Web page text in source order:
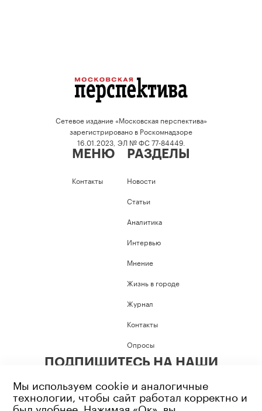
Сетевое издание «Московская перспектива»
зарегистрировано в Роскомнадзоре
16.01.2023, ЭЛ № ФС 77-84449.
МЕНЮ
Контакты
РАЗДЕЛЫ
Новости
Статьи
Аналитика
Интервью
Мнение
Жизнь в городе
Журнал
Контакты
Опросы
ПОДПИШИТЕСЬ НА НАШИ
Мы используем cookie и аналогичные
технологии, чтобы сайт работал корректно и
был удобнее. Нажимая «Ок», вы